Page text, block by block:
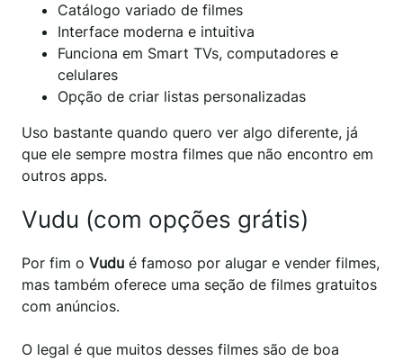
Catálogo variado de filmes
Interface moderna e intuitiva
Funciona em Smart TVs, computadores e
celulares
Opção de criar listas personalizadas
Uso bastante quando quero ver algo diferente, já
que ele sempre mostra filmes que não encontro em
outros apps.
Vudu (com opções grátis)
Por fim o Vudu é famoso por alugar e vender filmes,
mas também oferece uma seção de filmes gratuitos
com anúncios.
O legal é que muitos desses filmes são de boa